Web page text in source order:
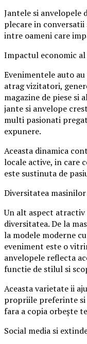
Jantele si anvelopele
plecare in conversatii
intre oameni care
Impactul economic
Evenimentele auto
atrag vizitatori,
magazine de piese si
jante si anvelope
multi pasionati
expunere.
Aceasta dinamica
locale active, in care
este sustinuta de
Diversitatea
Un alt aspect
diversitatea. De la
la modele moderne
eveniment este o
anvelopele reflecta
functie de stilul si
Aceasta varietate ii
propriile preferinte si
fara a copia orbește
Social media si